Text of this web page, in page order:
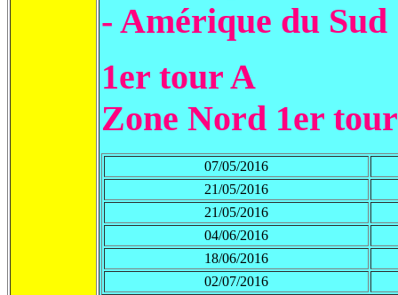
- Amérique du
1er tourA
Zone Nord 1er
07/05/2016
21/05/2016
21/05/2016
04/06/2016
18/06/2016
02/07/2016